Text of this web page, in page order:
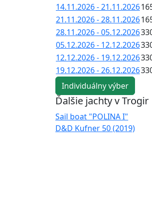
14.11.2026 - 21.11.2026
21.11.2026 - 28.11.2026
28.11.2026 - 05.12.2026
05.12.2026 - 12.12.2026
12.12.2026 - 19.12.2026
19.12.2026 - 26.12.2026
Individuálny výber
Ďalšie jachty v Trogir
Sail boat "POLINA I"
D&D Kufner 50 (2019)